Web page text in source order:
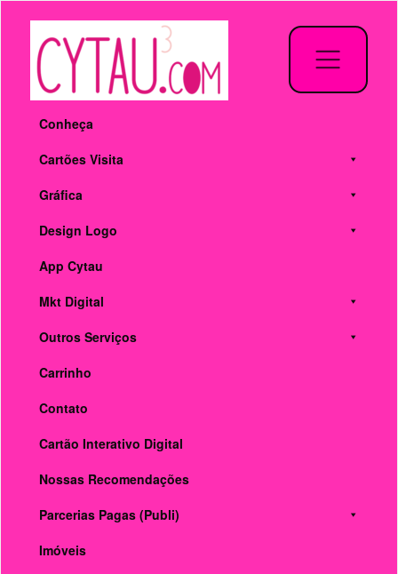
conteúdo
Conheça
Cartões Visita
Gráfica
Design Logo
App Cytau
Mkt Digital
Outros Serviços
Carrinho
Contato
Cartão Interativo Digital
Nossas Recomendações
Parcerias Pagas (publi)
Imóveis